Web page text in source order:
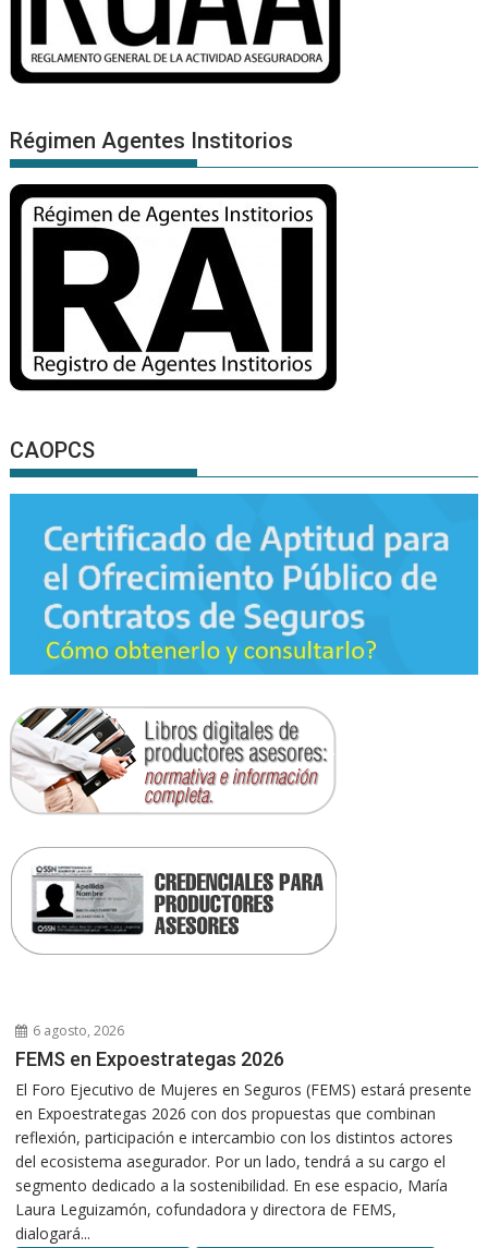
Régimen Agentes Institorios
CAOPCS
6 agosto, 2026
FEMS en Expoestrategas 2026
El Foro Ejecutivo de Mujeres en Seguros (FEMS) estará presente
en Expoestrategas 2026 con dos propuestas que combinan
reflexión, participación e intercambio con los distintos actores
del ecosistema asegurador. Por un lado, tendrá a su cargo el
segmento dedicado a la sostenibilidad. En ese espacio, María
Laura Leguizamón, cofundadora y directora de FEMS,
dialogará...